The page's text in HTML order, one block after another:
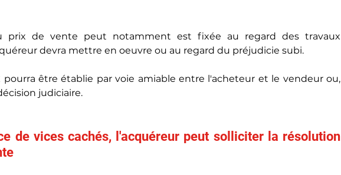
prix de vente peut notamment est fixée au regard des travaux
devra mettre en oeuvre ou au regard du préjudicie subi.
être établie par voie amiable entre l'acheteur et le vendeur ou,
judiciaire.
de vices cachés, l'acquéreur peut solliciter la résolution